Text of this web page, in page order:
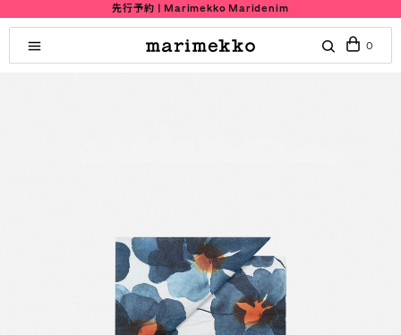
先行予約 | Marimekko Maridenim
0